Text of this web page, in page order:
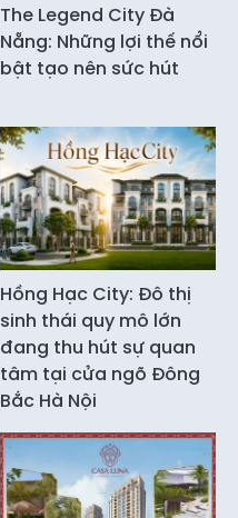
The Legend City Đà
Nẵng: Những lợi thế nổi
bật tạo nên sức hút
Hồng Hạc City: Đô thị
sinh thái quy mô lớn
đang thu hút sự quan
tâm tại cửa ngõ Đông
Bắc Hà Nội